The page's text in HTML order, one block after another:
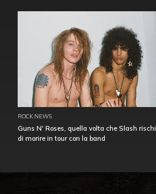
ROCK NEWS
Guns N' Roses, quella volta che Slash
di morire in tour con la band